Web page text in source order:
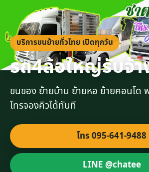
บริการขนย้ายทั่วไทย เปิดทุกวัน
รถ4ล้อใหญ่รับจ้า
ขนของ ย้ายบ้าน ย้ายหอ ย้ายคอนโด
โทรจองคิวได้ทันที
โทร 095-641-9488
LINE @chatee